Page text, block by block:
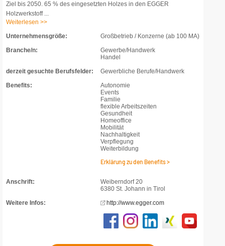
Ziel bis 2050. 65 % des eingesetzten Holzes in den EGGER
Holzwerkstoff ...
Weiterlesen >>
Unternehmensgröße:
Großbetrieb / Konzerne (ab 100 MA)
Branche/n:
Gewerbe/Handwerk
Handel
derzeit gesuchte Berufsfelder:
Gewerbliche Berufe/Handwerk
Benefits:
Autonomie
Events
Familie
flexible Arbeitszeiten
Gesundheit
Homeoffice
Mobilität
Nachhaltigkeit
Verpflegung
Weiterbildung
Erklärung zu den Benefits >
Anschrift:
Weiberndorf 20
6380 St. Johann in Tirol
Weitere Infos:
http://www.egger.com